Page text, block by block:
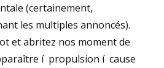
(certainement,
les multiples annoncés).
et abritez nos moment de
í propulsion í cause